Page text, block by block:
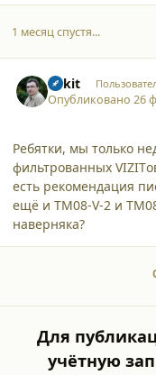
1 месяц спустя...
Rakit
Опубликовано26
Ребятки, мы только
фильтрованных
есть рекомендация
ещё и TM08-V-2 и
наверняка?
Для
учётную